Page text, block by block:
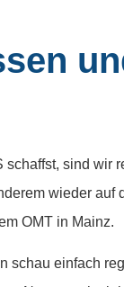
sind wir
wieder auf
OMT in Mainz.
schau einfach